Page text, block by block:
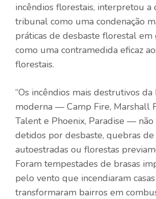
incêndios florestais, interpretou a
tribunal como uma condenação
práticas de desbaste florestal em
como uma contramedida eficaz
florestais.
“Os incêndios mais destrutivos da
moderna — Camp Fire, Marshall
Talent e Phoenix, Paradise —
detidos por desbaste, quebras
autoestradas ou florestas
Foram tempestades de brasas
pelo vento que incendiaram
transformaram bairros em